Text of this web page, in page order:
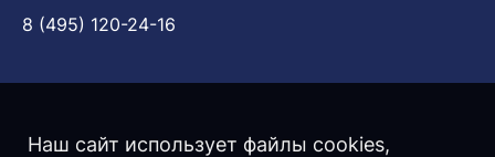
8 (495) 120-24-16
Наш сайт использует файлы cookies,